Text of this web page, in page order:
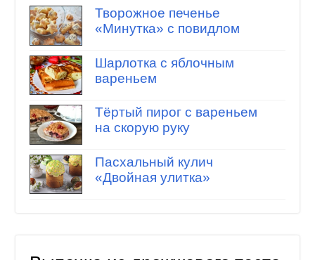
Творожное печенье
«Минутка» с повидлом
Шарлотка с яблочным
вареньем
Тёртый пирог с вареньем
на скорую руку
Пасхальный кулич
«Двойная улитка»